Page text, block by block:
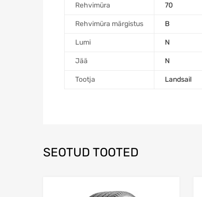
Rehvimüra 70
Rehvimüra märgistus B
Lumi N
Jää N
Tootja Landsail
SEOTUD TOOTED